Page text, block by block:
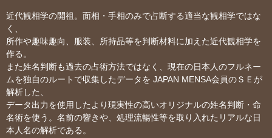
近代観相学の開祖。面相・手相のみで占断する適当な観相学ではな
く、
所作や趣味趣向、服装、所持品等を判断材料に加えた近代観相学を
作る。
また姓名判断も過去の占術方法ではなく、現在の日本人のフルネー
ムを独自のルートで収集したデータを JAPAN MENSA会員のＳＥが
解析した、
データ出力を使用したより現実性の高いオリジナルの姓名判断・命
名術を使う。名前の響きや、処理流暢性等を取り入れたリアルな日
本人名の解析である。